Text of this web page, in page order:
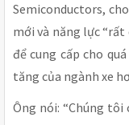
Semiconductors,
mới và năng lực
để cung cấp cho
tăng của ngành xe
Ông nói: “Chúng tôi